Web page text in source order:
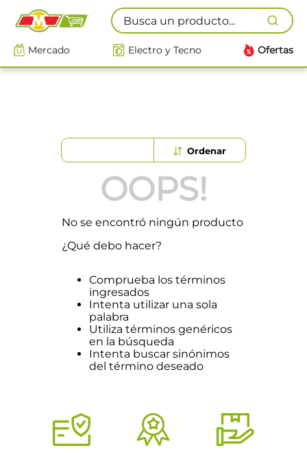
Busca un producto...
Mercado Electro y Tecno Ofertas
OOPS!
No se encontró ningún producto
¿Qué debo hacer?
Comprueba los términos
ingresados
Intenta utilizar una sola
palabra
Utiliza términos genéricos
en la búsqueda
Intenta buscar sinónimos
del término deseado